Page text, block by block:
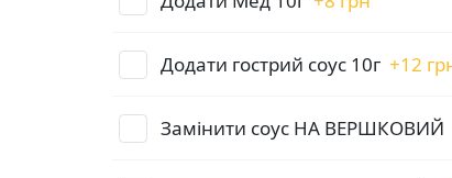
Додати гострий соус 10г +12
Замінити соус НА ВЕРШКОВИЙ